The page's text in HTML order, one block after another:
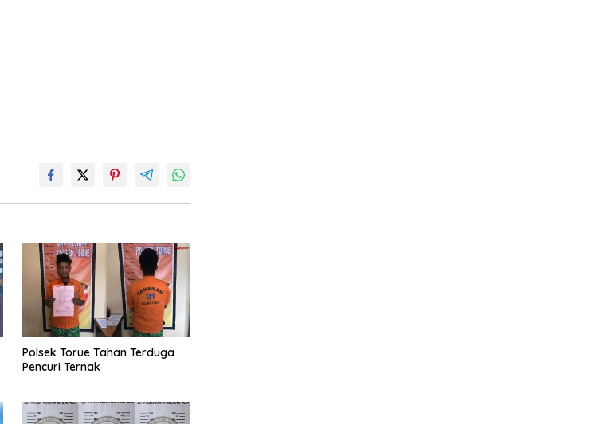
Polsek Torue Tahan Terduga
Pencuri Ternak